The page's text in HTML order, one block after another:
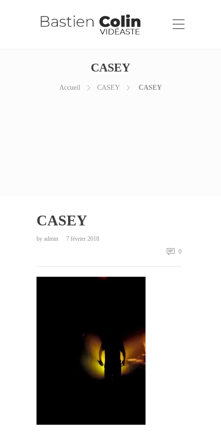
CASEY
Accueil CASEY CASEY
CASEY
by admin
7 février 2018
0